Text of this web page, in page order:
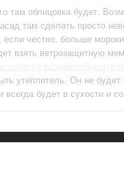
там облицовка будет.
там сделать просто
честно, больше
взять ветрозащитную
утеплитель. Он не будет
всегда будет в сухости и